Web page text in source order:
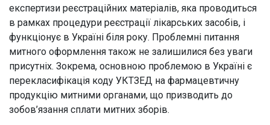
експертизи реєстраційних матеріалів, яка проводиться
в рамках процедури реєстрації лікарських засобів, і
функціонує в Україні біля року. Проблемні питання
митного оформлення також не залишилися без уваги
присутніх. Зокрема, основною проблемою в Україні є
перекласифікація коду УКТЗЕД на фармацевтичну
продукцію митними органами, що призводить до
зобов’язання сплати митних зборів.